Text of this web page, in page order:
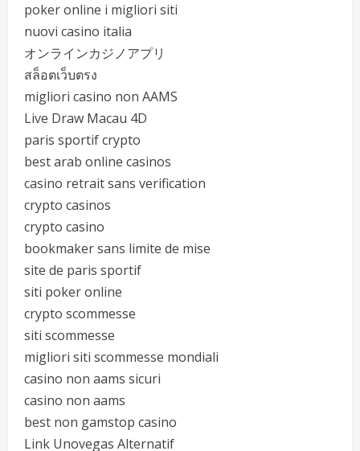
poker online i migliori siti
nuovi casino italia
オンラインカジノアプリ
สล็อตเว็บตรง
migliori casino non AAMS
Live Draw Macau 4D
paris sportif crypto
best arab online casinos
casino retrait sans verification
crypto casinos
crypto casino
bookmaker sans limite de mise
site de paris sportif
siti poker online
crypto scommesse
siti scommesse
migliori siti scommesse mondiali
casino non aams sicuri
casino non aams
best non gamstop casino
Link Unovegas Alternatif